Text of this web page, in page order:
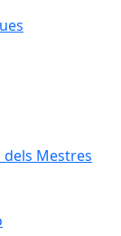
dels Mestres